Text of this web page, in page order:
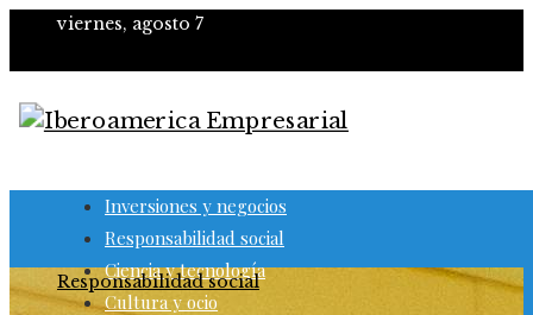
viernes, agosto 7
Inversiones y negocios
Responsabilidad social
Ciencia y tecnología
Cultura y ocio
Responsabilidad social